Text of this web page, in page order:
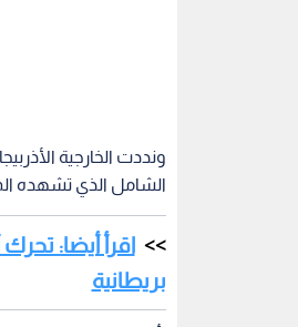
ونددت الخارجية
الشامل الذي تشهده
اقرأ أيضا:
بريطانية